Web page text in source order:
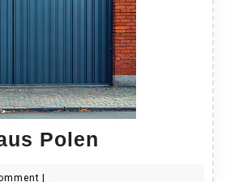
Polen